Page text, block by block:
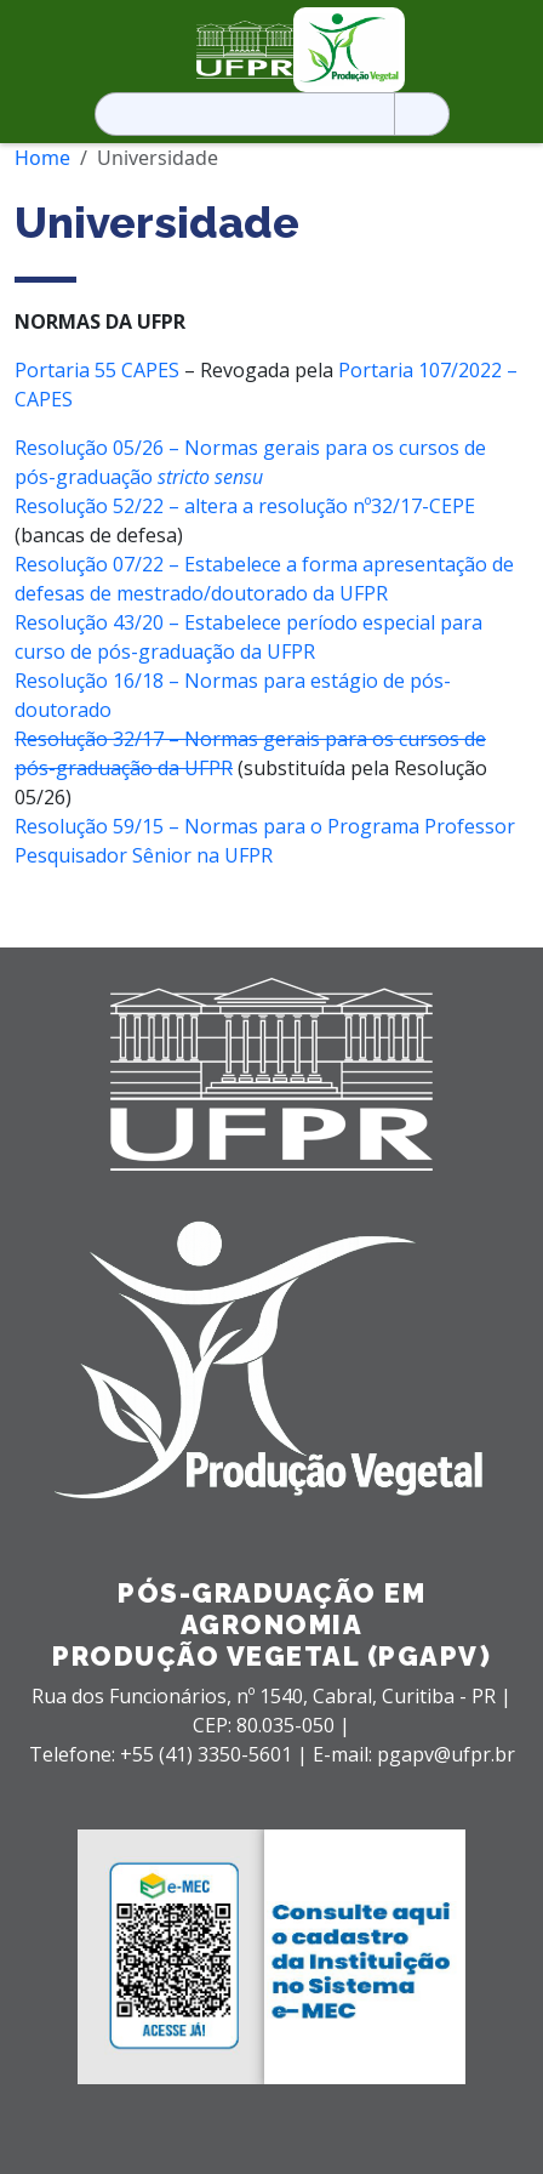
Pesquisar
por:
Home
Universidade
Universidade
NORMAS DA UFPR
Portaria 55 CAPES – Revogada pela Portaria 107/2022 –
CAPES
Resolução 05/26 – Normas gerais para os cursos de
pós-graduação stricto sensu
Resolução 52/22 – altera a resolução nº32/17-CEPE
(bancas de defesa)
Resolução 07/22 – Estabelece a forma apresentação de
defesas de mestrado/doutorado da UFPR
Resolução 43/20 – Estabelece período especial para
curso de pós-graduação da UFPR
Resolução 16/18 – Normas para estágio de pós-
doutorado
Resolução 32/17 – Normas gerais para os cursos de
pós-graduação da UFPR(substituída pela Resolução
05/26)
Resolução 59/15 – Normas para o Programa Professor
Pesquisador Sênior na UFPR
PÓS-GRADUAÇÃO EM
AGRONOMIA
PRODUÇÃO VEGETAL (PGAPV)
Rua dos Funcionários, nº 1540, Cabral, Curitiba - PR |
CEP: 80.035-050 |
Telefone: +55 (41) 3350-5601 | E-mail: pgapv@ufpr.br